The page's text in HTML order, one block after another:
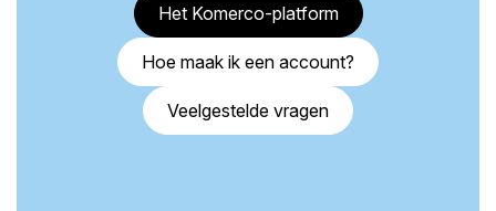
Het Komerco-platform
Hoe maak ik een account?
Veelgestelde vragen